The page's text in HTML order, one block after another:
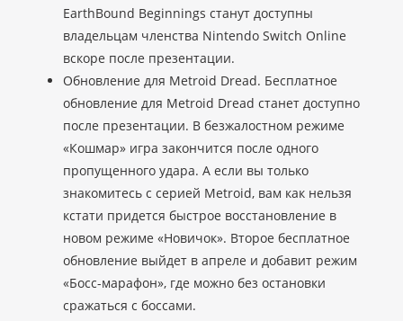
EarthBound Beginnings станут доступны
владельцам членства Nintendo Switch Online
вскоре после презентации.
Обновление для Metroid Dread. Бесплатное
обновление для Metroid Dread станет доступно
после презентации. В безжалостном режиме
«Кошмар» игра закончится после одного
пропущенного удара. А если вы только
знакомитесь с серией Metroid, вам как нельзя
кстати придется быстрое восстановление в
новом режиме «Новичок». Второе бесплатное
обновление выйдет в апреле и добавит режим
«Босс-марафон», где можно без остановки
сражаться с боссами.